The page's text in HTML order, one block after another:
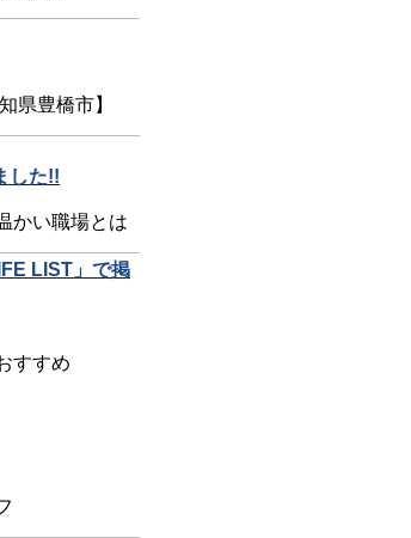
県豊橋市】
した!!
かい職場とは
LIST」で掲
すすめ